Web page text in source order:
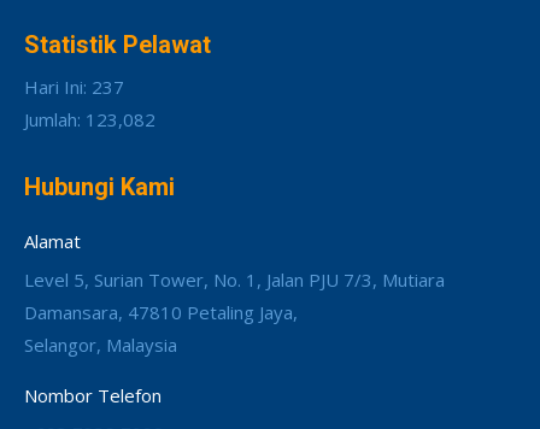
Statistik Pelawat
Hari Ini: 237
Jumlah: 123,082
Hubungi Kami
Alamat
Level 5, Surian Tower, No. 1, Jalan PJU 7/3, Mutiara
Damansara, 47810 Petaling Jaya,
Selangor, Malaysia
Nombor Telefon